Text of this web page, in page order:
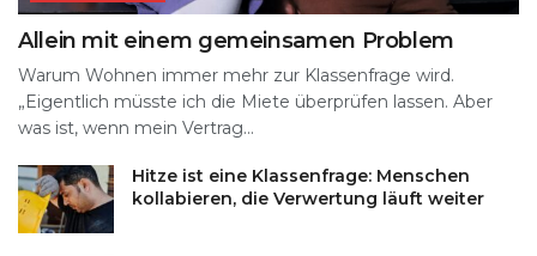
Allein mit einem gemeinsamen Problem
Warum Wohnen immer mehr zur Klassenfrage wird.
„Eigentlich müsste ich die Miete überprüfen lassen. Aber
was ist, wenn mein Vertrag...
Hitze ist eine Klassenfrage: Menschen
kollabieren, die Verwertung läuft weiter